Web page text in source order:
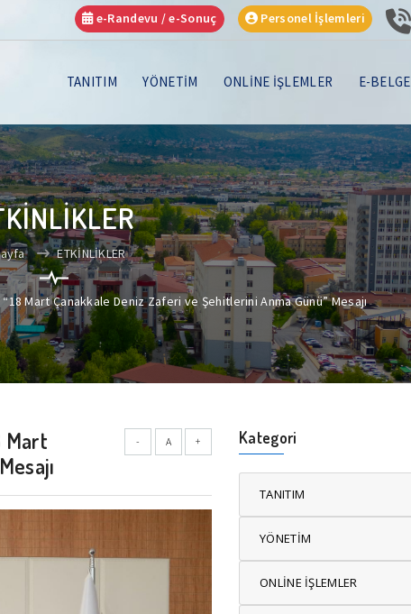
e-Randevu / e-Sonuç Personel İşlemleri
TANITIM YÖNETİM ONLİNE İŞLEMLER E-BELGE
ETKİNLİKLER
Mart Çanakkale Deniz Zaferi ve Şehitlerini Anma Günü” Mesajı
- A +
Mart
Kategori
TANITIM
YÖNETİM
ONLİNE İŞLEMLER